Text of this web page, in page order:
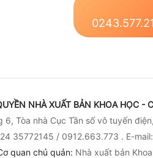
NHÀ XUẤT BẢN KHOA HỌC -
6, Tòa nhà Cục Tần số vô tuyến
35772145 / 0912.663.773 . E-
quan chủ quản: Nhà xuất bản